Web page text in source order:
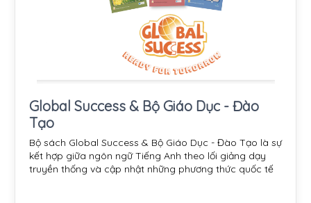
Global Success & Bộ Giáo Dục - Đào
Tạo
Bộ sách Global Success & Bộ Giáo Dục - Đào Tạo là sự
kết hợp giữa ngôn ngữ Tiếng Anh theo lối giảng dạy
truyền thống và cập nhật những phương thức quốc tế